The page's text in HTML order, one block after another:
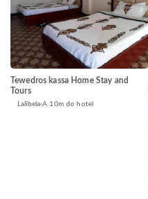
Tewedros kassa Home Stay and
Tours
Lalībela A 10m do hotel